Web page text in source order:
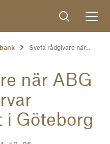
Svefa rådgivare när...
när ABG
i Göteborg